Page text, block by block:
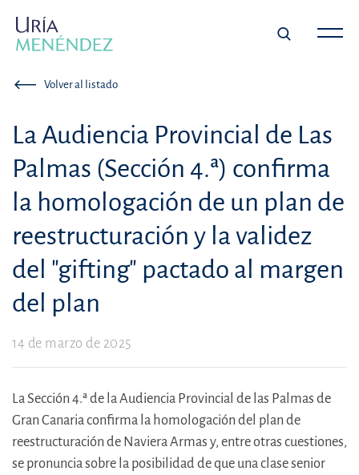
Volver al listado
La Audiencia Provincial de Las
Palmas (Sección 4.ª) confirma
la homologación de un plan de
reestructuración y la validez
del "gifting" pactado al margen
del plan
14 de marzo de 2025
La Sección 4.ª de la Audiencia Provincial de las Palmas de
Gran Canaria confirma la homologación del plan de
reestructuración de Naviera Armas y, entre otras cuestiones,
se pronuncia sobre la posibilidad de que una clase senior